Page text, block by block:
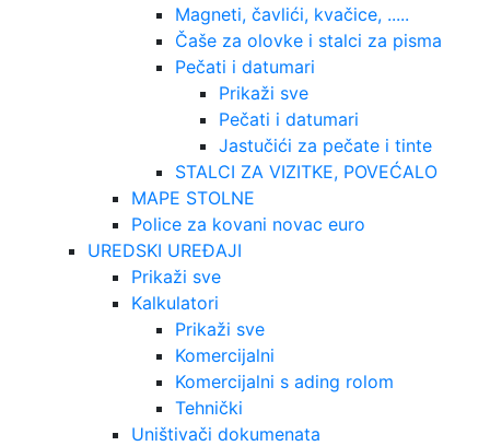
Magneti, čavlići, kvačice, .....
Čaše za olovke i stalci za pisma
Pečati i datumari
Prikaži sve
Pečati i datumari
Jastučići za pečate i tinte
STALCI ZA VIZITKE, POVEĆALO
MAPE STOLNE
Police za kovani novac euro
UREDSKI UREĐAJI
Prikaži sve
Kalkulatori
Prikaži sve
Komercijalni
Komercijalni s ading rolom
Tehnički
Uništivači dokumenata